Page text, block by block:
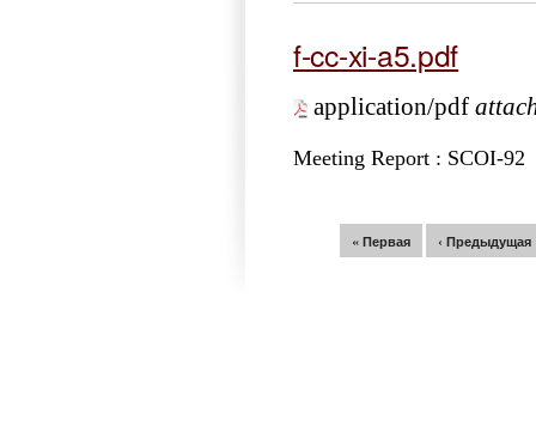
f-cc-xi-a5.pdf
application/pdf
Meeting Report : SCOI-92
Страницы
« Первая ‹ Предыдущая